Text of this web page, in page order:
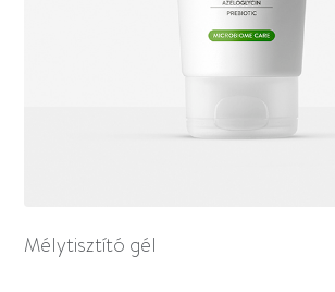
Mélytisztító gél